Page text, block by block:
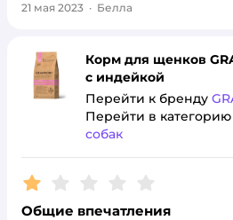
21 мая 2023 · Белла
Корм для щенков
с индейкой
Перейти к бренду
Перейти в категорию
собак
Рейтинг:1
Общие впечатления